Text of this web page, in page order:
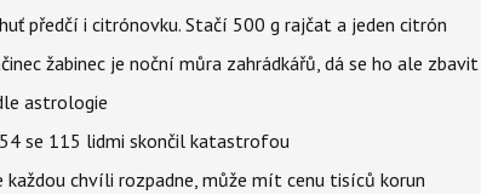
předčí i citrónovku. Stačí 500 g rajčat a jeden citrón
žabinec je noční můra zahrádkářů, dá se ho ale zbavit
astrologie
se 115 lidmi skončil katastrofou
každou chvíli rozpadne, může mít cenu tisíců korun